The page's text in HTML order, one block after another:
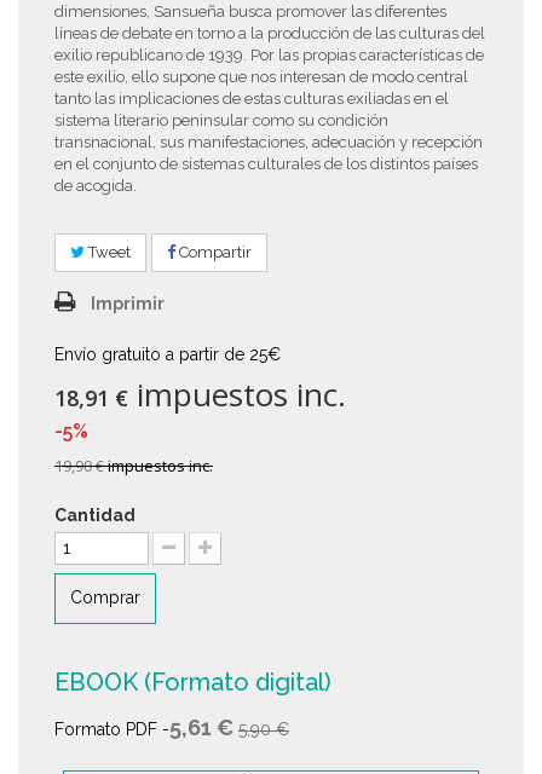
dimensiones, Sansueña busca promover las diferentes
líneas de debate en torno a la producción de las culturas del
exilio republicano de 1939. Por las propias características de
este exilio, ello supone que nos interesan de modo central
tanto las implicaciones de estas culturas exiliadas en el
sistema literario peninsular como su condición
transnacional, sus manifestaciones, adecuación y recepción
en el conjunto de sistemas culturales de los distintos países
de acogida.
Tweet Compartir
Imprimir
Envío gratuito a partir de 25€
18,91 € impuestos inc.
-5%
19,90 €impuestos inc.
Cantidad
Comprar
EBOOK (Formato digital)
Formato PDF -5,61 € 5,90 €